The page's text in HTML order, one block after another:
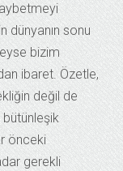
dünyanın sonu
bizim
ibaret. Özetle,
değil de
bütünleşik
önceki
gerekli